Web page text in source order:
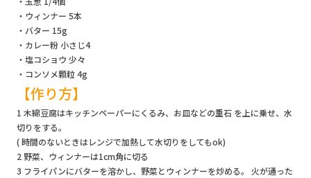
・ウィンナー 5本
・バター 15g
・カレー粉 小さじ4
・塩コショウ 少々
・コンソメ顆粒 4g
【作り方】
1 木綿豆腐はキッチンペーパーにくるみ、お皿などの重石 を上に乗せ、水
切りをする。
( 時間のないときはレンジで加熱して水切りをしてもok)
2 野菜、ウィンナーは1cm角に切る
3 フライパンにバターを溶かし、野菜とウィンナーを炒める。 火が通った